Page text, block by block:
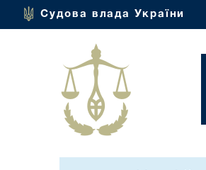
Судова влада України